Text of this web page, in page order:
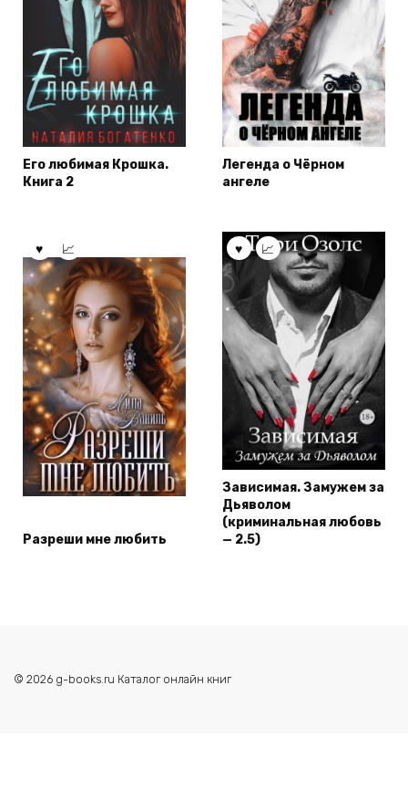
Его любимая Крошка.
Книга 2
Легенда о Чёрном
ангеле
Разреши мне любить
Зависимая. Замужем за
Дьяволом
(криминальная любовь
— 2.5)
© 2026 g-books.ru Каталог онлайн книг